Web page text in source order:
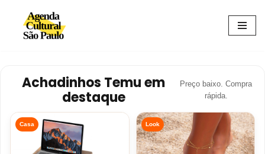
Avançar
Achadinhos Temu em
destaque
Preço baixo. Compra
rápida.
Casa Look